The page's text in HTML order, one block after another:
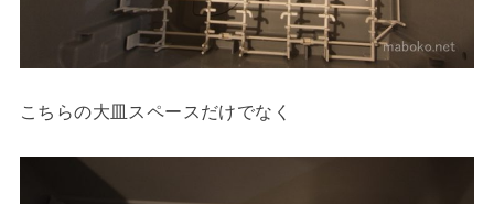
こちらの大皿スペースだけでなく